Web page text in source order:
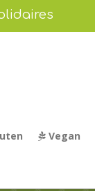
Vegan